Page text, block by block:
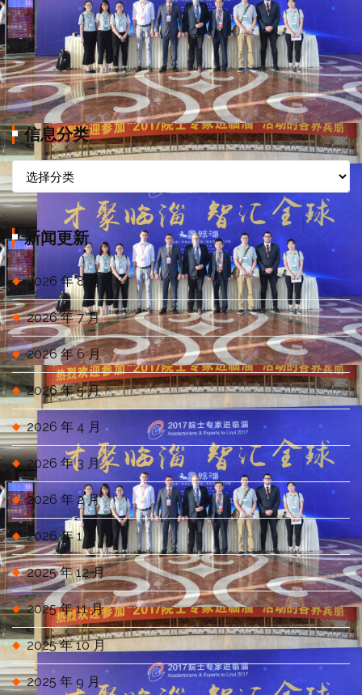
信息分类
息
分
类 新闻更新
2026 年 8 月
2026 年 7 月
2026 年 6 月
2026 年 5 月
2026 年 4 月
2026 年 3 月
2026 年 2 月
2026 年 1 月
2025 年 12 月
2025 年 11 月
2025 年 10 月
2025 年 9 月